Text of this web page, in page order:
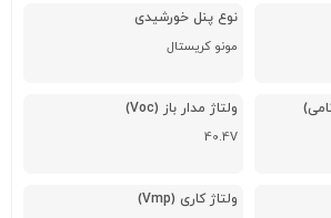
نوع پنل خورشیدی
مونو کریستال
ولتاژ مدار باز (Voc)
40.4V
ولتاژ کاری (Vmp)